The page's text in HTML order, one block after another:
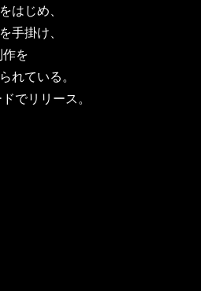
はじめ、
手掛け、
を
れている。
でリリース。